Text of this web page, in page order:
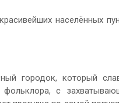
населённых
городок, который
фольклора, с